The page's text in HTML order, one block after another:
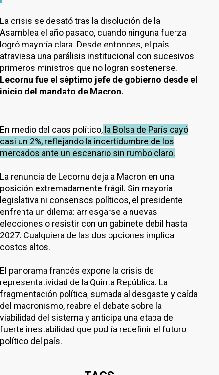
La crisis se desató tras la disolución de la
Asamblea el año pasado, cuando ninguna fuerza
logró mayoría clara. Desde entonces, el país
atraviesa una parálisis institucional con sucesivos
primeros ministros que no logran sostenerse.
Lecornu fue el séptimo jefe de gobierno desde el
inicio del mandato de Macron.
En medio del caos político, la Bolsa de París cayó
casi un 2%, reflejando la incertidumbre de los
mercados ante un escenario sin rumbo claro.
La renuncia de Lecornu deja a Macron en una
posición extremadamente frágil. Sin mayoría
legislativa ni consensos políticos, el presidente
enfrenta un dilema: arriesgarse a nuevas
elecciones o resistir con un gabinete débil hasta
2027. Cualquiera de las dos opciones implica
costos altos.
El panorama francés expone la crisis de
representatividad de la Quinta República. La
fragmentación política, sumada al desgaste y caída
del macronismo, reabre el debate sobre la
viabilidad del sistema y anticipa una etapa de
fuerte inestabilidad que podría redefinir el futuro
político del país.